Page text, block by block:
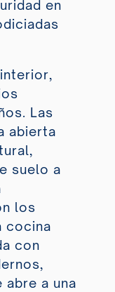
en
Las
abierta
suelo a
los
cocina
con
abre a una